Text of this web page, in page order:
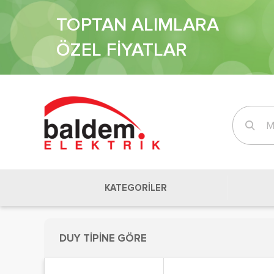
TOPTAN ALIMLARA
ÖZEL FİYATLAR
KATEGORİLER
DUY TİPİNE GÖRE